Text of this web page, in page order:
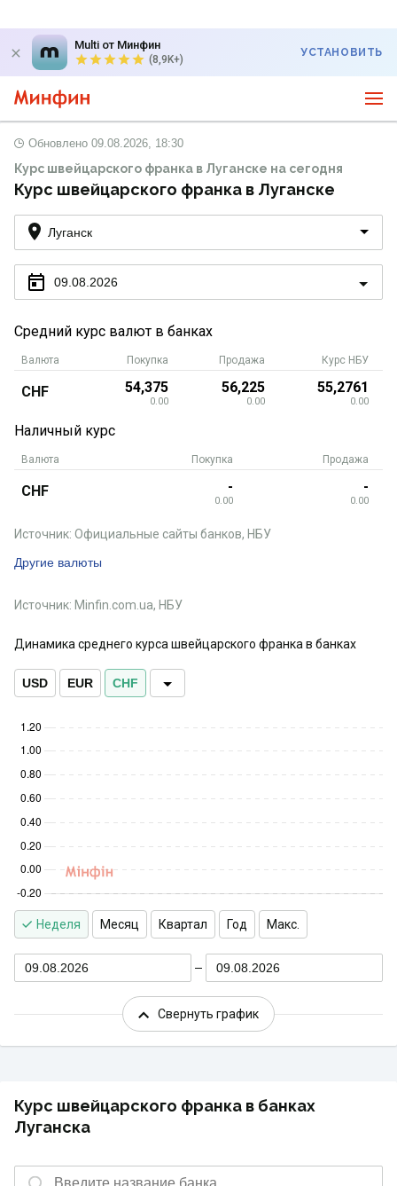
Multi от Минфин
(8,9K+)
УСТАНОВИТЬ
Обновлено 09.08.2026, 18:30
Курс швейцарского франка в Луганске на сегодня
Курс швейцарского франка в Луганске
Луганск
09.08.2026
Средний курс валют в банках
Валюта Покупка Продажа Курс НБУ
CHF 54,375
0.00
56,225
0.00
55,2761
0.00
Наличный курс
Валюта Покупка Продажа
CHF -
0.00
-
0.00
Другие валюты
Источник: Официальные сайты банков, НБУ
Источник: Minfin.com.ua, НБУ
Динамика среднего курса швейцарского франка в банках
USD EUR CHF
Неделя Месяц Квартал Год Макс.
09.08.2026 09.08.2026
Свернуть график
Курс швейцарского франка в банках
Луганска